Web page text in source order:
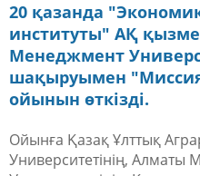
20 қазанда
институты" АҚ
Менеджмент
шақыруымен "Миссия
ойынын өткізді.
Ойынға Қазақ Ұлттық
Университетінің, Алматы